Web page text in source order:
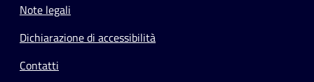
Note legali
Dichiarazione di accessibilità
Contatti